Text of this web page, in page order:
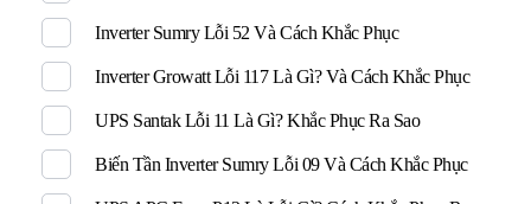
Inverter Sumry Lỗi 52 Và Cách Khắc Phục
Inverter Growatt Lỗi 117 Là Gì? Và Cách Khắc Phục
UPS Santak Lỗi 11 Là Gì? Khắc Phục Ra Sao
Biến Tần Inverter Sumry Lỗi 09 Và Cách Khắc Phục